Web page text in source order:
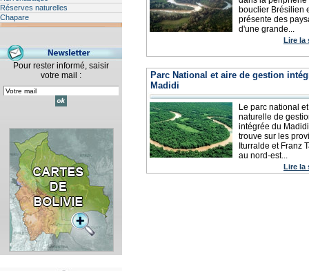
Réserves naturelles
Chapare
Pour rester informé, saisir
votre mail :
bouclier Brésilien
présente des
d'une grande...
Lire la
Parc National et aire de gestion
Madidi
Le parc national
naturelle de
intégrée du
trouve sur les
Iturralde et Franz
au nord-est...
Lire la